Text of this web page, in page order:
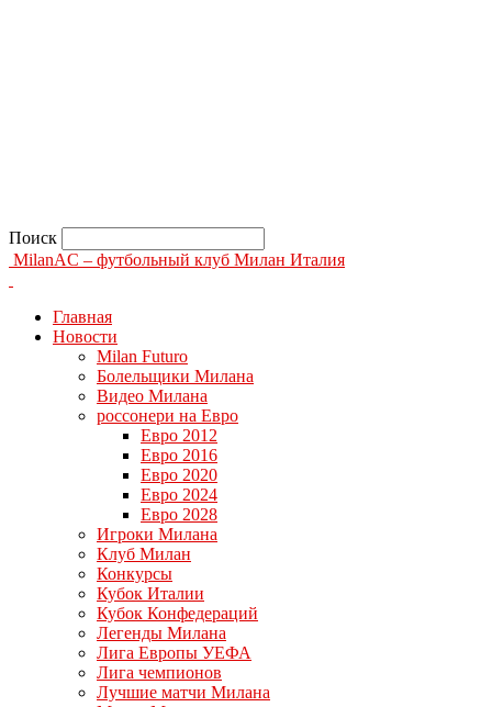
Поиск
MilanAC – футбольный клуб Милан Италия
Главная
Новости
Milan Futuro
Болельщики Милана
Видео Милана
россонери на Евро
Евро 2012
Евро 2016
Евро 2020
Евро 2024
Евро 2028
Игроки Милана
Клуб Милан
Конкурсы
Кубок Италии
Кубок Конфедераций
Легенды Милана
Лига Европы УЕФА
Лига чемпионов
Лучшие матчи Милана